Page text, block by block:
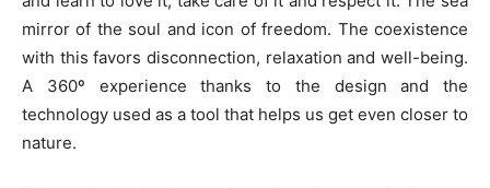
mirror of the soul and icon of freedom. The coexistence
with this favors disconnection, relaxation and well-being.
A 360º experience thanks to the design and the
technology used as a tool that helps us get even closer to
nature.